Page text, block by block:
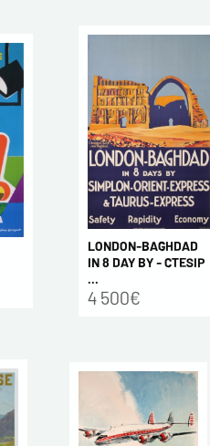
LONDON-BAGHDAD
IN 8 DAY BY - CTESIP
...
4 500€